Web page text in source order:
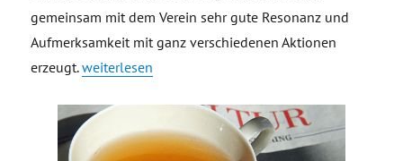
gemeinsam mit dem Verein sehr gute Resonanz und
Aufmerksamkeit mit ganz verschiedenen Aktionen
erzeugt.„#TGVeb ruft zur Teilnahme am zweiten Digitaltag
weiterlesen